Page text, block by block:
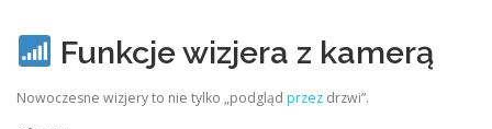
Funkcje wizjera z kamerą
Nowoczesne wizjery to nie tylko „podgląd przez drzwi”.